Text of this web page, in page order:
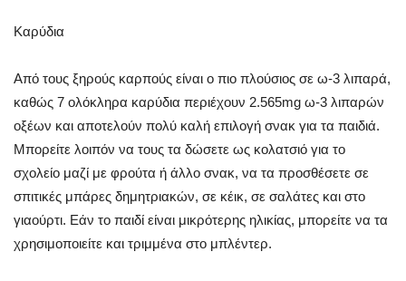
Καρύδια
Από τους ξηρούς καρπούς είναι ο πιο πλούσιος σε ω-3 λιπαρά,
καθώς 7 ολόκληρα καρύδια περιέχουν 2.565mg ω-3 λιπαρών
οξέων και αποτελούν πολύ καλή επιλογή σνακ για τα παιδιά.
Μπορείτε λοιπόν να τους τα δώσετε ως κολατσιό για το
σχολείο μαζί με φρούτα ή άλλο σνακ, να τα προσθέσετε σε
σπιτικές μπάρες δημητριακών, σε κέικ, σε σαλάτες και στο
γιαούρτι. Εάν το παιδί είναι μικρότερης ηλικίας, μπορείτε να τα
χρησιμοποιείτε και τριμμένα στο μπλέντερ.